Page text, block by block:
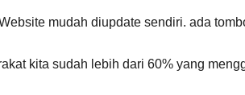
mudah diupdate sendiri. ada
kita sudah lebih dari 60% yang